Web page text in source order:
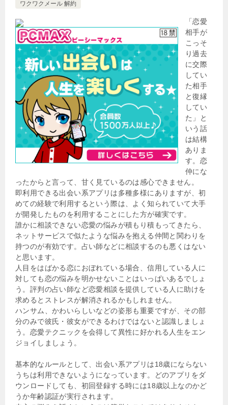
ワクワクメール 解約
「恋愛
相手が
こっそ
り過去
に交際
してい
た相手
と復縁
してい
た」と
いう話
は結構
ありま
す。恋
仲にな
ったからと言って、甘く見ているのは感心できません。
即利用できる出会い系アプリは多種多様にありますが、初
めての経験で利用するという際は、よく知られていて大手
が開発したものを利用することにした方が確実です。
誰かに相談できない恋愛の悩みが積もり積もってきたら、
ネットサービスで似たような悩みを抱える仲間と関わりを
持つのが有効です。占い師などに相談するのも悪くはない
と思います。
人目をはばかる恋におぼれている場合、信用している人に
対しても恋の悩みを明かせないことはいっぱいあるでしょ
う。評判の占い師など恋愛相談を提供している人に助けを
求めるとストレスが解消されるかもしれません。
ハンサム、かわいらしいなどの姿形も重要ですが、その部
分のみで彼氏・彼女ができるわけではないと認識しましょ
う。恋愛テクニックを会得して異性に好かれる人生をエン
ジョイしましょう。
基本的なルールとして、出会い系アプリは18歳にならない
うちは利用できないようになっています。どのアプリをダ
ウンロードしても、初回登録する時には18歳以上なのかど
うか年齢認証が実行されます。